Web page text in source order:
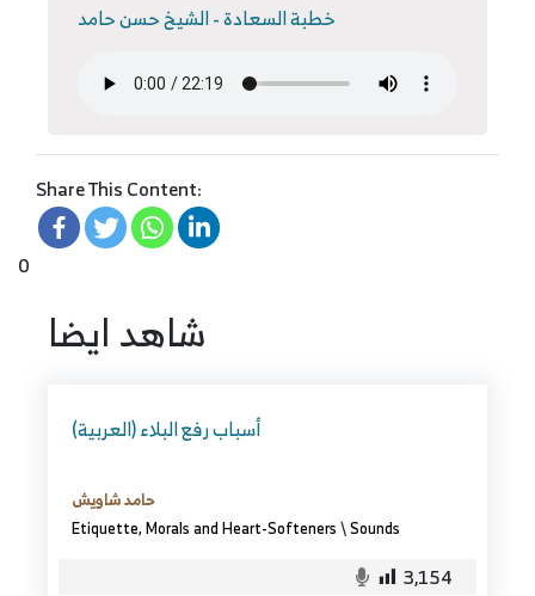
خطبة السعادة - الشيخ حسن حامد
Share This Content:
0
شاهد ايضا
(العربية) أسباب رفع البلاء
حامد شاويش
Etiquette, Morals and Heart-Softeners\Sounds
3,154